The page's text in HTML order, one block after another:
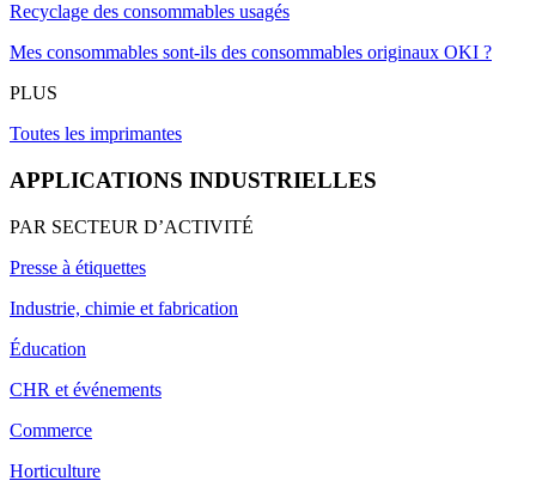
Recyclage des consommables usagés
Mes consommables sont-ils des consommables originaux OKI ?
PLUS
Toutes les imprimantes
APPLICATIONS INDUSTRIELLES
PAR SECTEUR D’ACTIVITÉ
Presse à étiquettes
Industrie, chimie et fabrication
Éducation
CHR et événements
Commerce
Horticulture